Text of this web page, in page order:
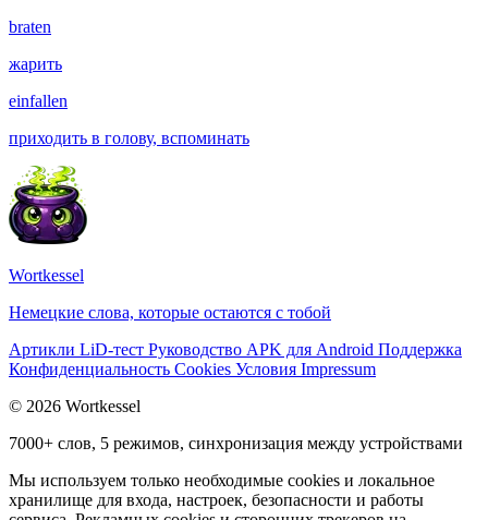
braten
жарить
einfallen
приходить в голову, вспоминать
Wortkessel
Немецкие слова, которые остаются с тобой
Артикли LiD-тест Руководство APK для Android Поддержка
Конфиденциальность Cookies Условия Impressum
© 2026 Wortkessel
7000+ слов, 5 режимов, синхронизация между устройствами
Мы используем только необходимые cookies и локальное
хранилище для входа, настроек, безопасности и работы